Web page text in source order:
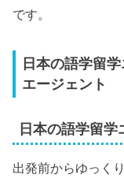
です。
日本の語学留
エージェント
日本の語学留学
出発前からゆっく